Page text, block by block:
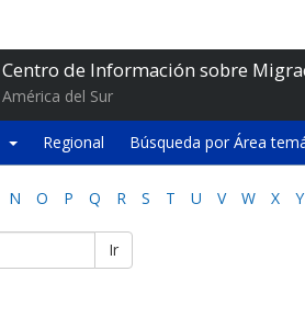
Centro de Información sobre
América del Sur
Regional Búsqueda por Área
N O P Q R S T U V W X Y
Ir